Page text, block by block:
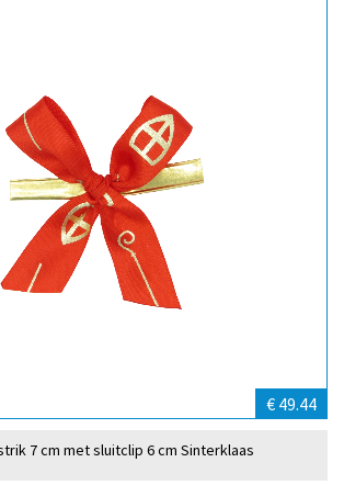
€ 49.44
7 cm met sluitclip 6 cm Sinterklaas